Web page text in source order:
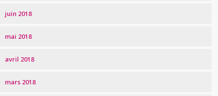
juin 2018
mai 2018
avril 2018
mars 2018